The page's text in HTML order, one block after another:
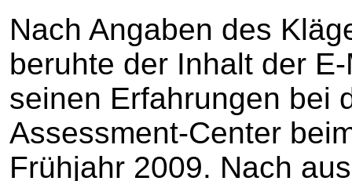
Nach Angaben des
beruhte der Inhalt der
seinen Erfahrungen bei
Assessment-Center
Frühjahr 2009. Nach